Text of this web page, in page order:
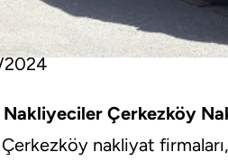
Nakliyeciler Çerkezköy
nakliyat firmaları,